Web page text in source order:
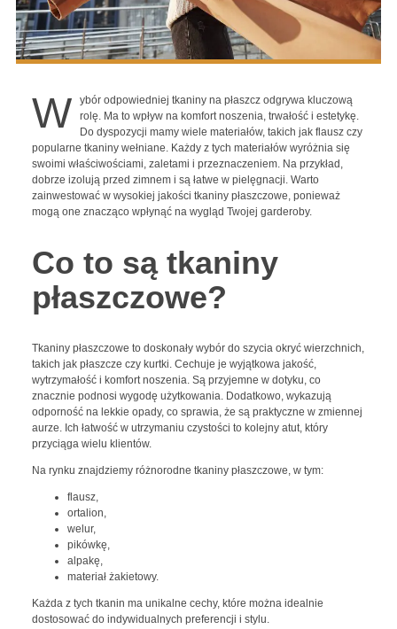
W
ybór odpowiedniej tkaniny na płaszcz odgrywa kluczową
rolę. Ma to wpływ na komfort noszenia, trwałość i estetykę.
Do dyspozycji mamy wiele materiałów, takich jak flausz czy
popularne tkaniny wełniane. Każdy z tych materiałów wyróżnia się
swoimi właściwościami, zaletami i przeznaczeniem. Na przykład,
dobrze izolują przed zimnem i są łatwe w pielęgnacji. Warto
zainwestować w wysokiej jakości tkaniny płaszczowe, ponieważ
mogą one znacząco wpłynąć na wygląd Twojej garderoby.
Co to są tkaniny
płaszczowe?
Tkaniny płaszczowe to doskonały wybór do szycia okryć wierzchnich,
takich jak płaszcze czy kurtki. Cechuje je wyjątkowa jakość,
wytrzymałość i komfort noszenia. Są przyjemne w dotyku, co
znacznie podnosi wygodę użytkowania. Dodatkowo, wykazują
odporność na lekkie opady, co sprawia, że są praktyczne w zmiennej
aurze. Ich łatwość w utrzymaniu czystości to kolejny atut, który
przyciąga wielu klientów.
Na rynku znajdziemy różnorodne tkaniny płaszczowe, w tym:
flausz,
ortalion,
welur,
pikówkę,
alpakę,
materiał żakietowy.
Każda z tych tkanin ma unikalne cechy, które można idealnie
dostosować do indywidualnych preferencji i stylu.